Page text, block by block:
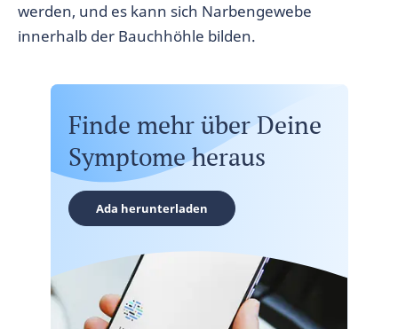
werden, und es kann sich Narbengewebe
innerhalb der Bauchhöhle bilden.
Finde mehr über Deine
Symptome heraus
Ada herunterladen